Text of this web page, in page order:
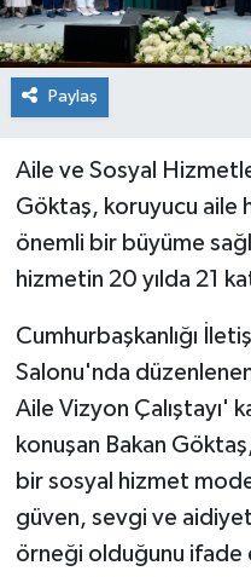
Paylaş
Aile ve Sosyal
Göktaş, koruyucu aile
önemli bir büyüme
hizmetin 20 yılda 21 kat
Cumhurbaşkanlığı
Salonu'nda
Aile Vizyon Çalıştayı'
konuşan Bakan
bir sosyal hizmet
güven, sevgi ve
örneği olduğunu